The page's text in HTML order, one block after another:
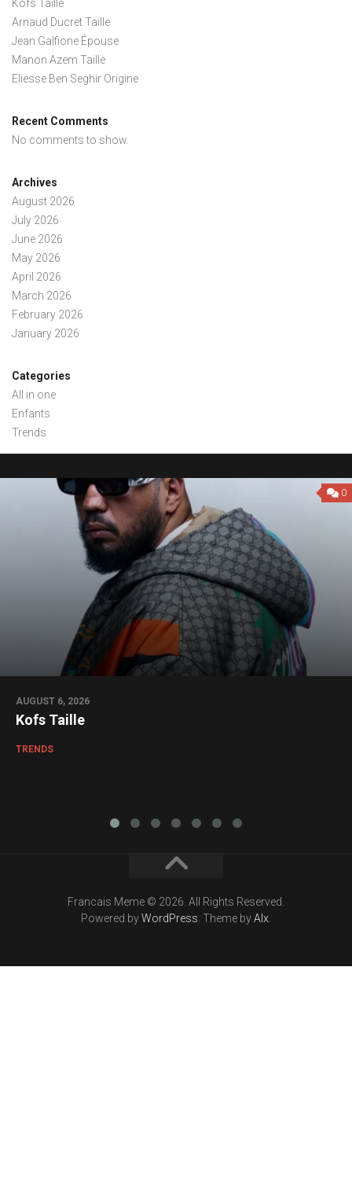
Kofs Taille
Arnaud Ducret Taille
Jean Galfione Épouse
Manon Azem Taille
Eliesse Ben Seghir Origine
Recent Comments
No comments to show.
Archives
August 2026
July 2026
June 2026
May 2026
April 2026
March 2026
February 2026
January 2026
Categories
All in one
Enfants
Trends
0
AUGUST 6, 2026
Kofs Taille
TRENDS
Francais Meme © 2026. All Rights Reserved.
Powered byWordPress . Theme byAlx